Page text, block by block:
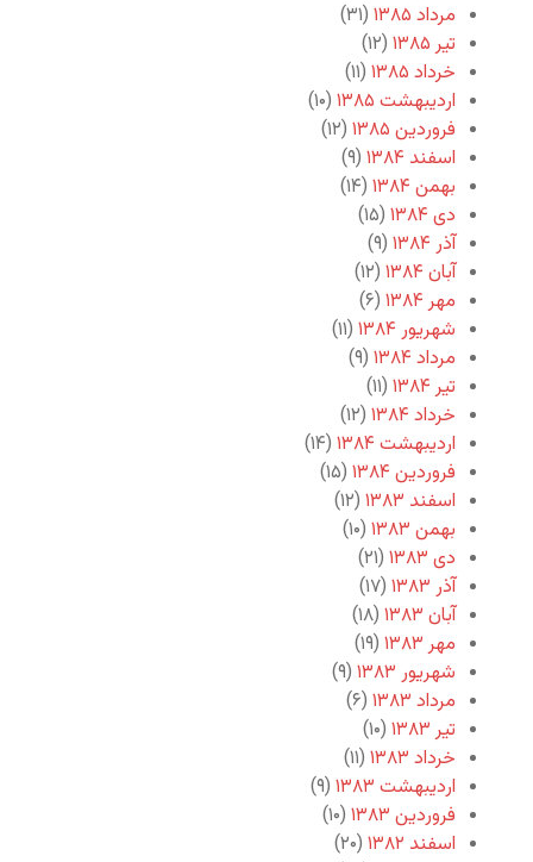
مرداد ۱۳۸۵
(۳۱)
تیر ۱۳۸۵
(۱۲)
خرداد ۱۳۸۵
(۱۱)
اردیبهشت ۱۳۸۵
(۱۰)
فروردین ۱۳۸۵
(۱۲)
اسفند ۱۳۸۴
(۹)
بهمن ۱۳۸۴
(۱۴)
دی ۱۳۸۴
(۱۵)
آذر ۱۳۸۴
(۹)
آبان ۱۳۸۴
(۱۲)
مهر ۱۳۸۴
(۶)
شهریور ۱۳۸۴
(۱۱)
مرداد ۱۳۸۴
(۹)
تیر ۱۳۸۴
(۱۱)
خرداد ۱۳۸۴
(۱۲)
اردیبهشت ۱۳۸۴
(۱۴)
فروردین ۱۳۸۴
(۱۵)
اسفند ۱۳۸۳
(۱۲)
بهمن ۱۳۸۳
(۱۰)
دی ۱۳۸۳
(۲۱)
آذر ۱۳۸۳
(۱۷)
آبان ۱۳۸۳
(۱۸)
مهر ۱۳۸۳
(۱۹)
شهریور ۱۳۸۳
(۹)
مرداد ۱۳۸۳
(۶)
تیر ۱۳۸۳
(۱۰)
خرداد ۱۳۸۳
(۱۱)
اردیبهشت ۱۳۸۳
(۹)
فروردین ۱۳۸۳
(۱۰)
اسفند ۱۳۸۲
(۲۰)